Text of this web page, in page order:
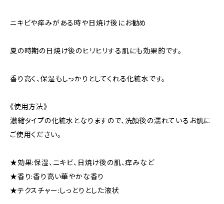
ニキビや痒みがある時や日焼け後にお勧め
夏の時期の日焼け後のヒリヒリする肌にも効果的です。
香り高く、保湿もしっかりとしてくれる化粧水です。
《使用方法》
濃縮タイプの化粧水となりますので、洗顔後の濡れているお肌に
ご使用ください。
★効果:保湿、ニキビ、日焼け後の肌、痒みなど
★香り:香り高い華やかな香り
★テクスチャー:しっとりとした液状